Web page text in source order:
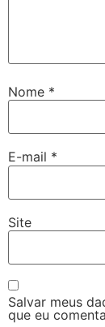
Nome *
E-mail *
Site
Salvar meus
que eu